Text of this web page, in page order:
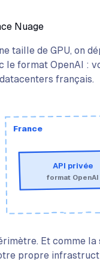
Nuage
taille de GPU, on
le format OpenAI :
français.
France
API privée
format OpenAI
Et comme
propre